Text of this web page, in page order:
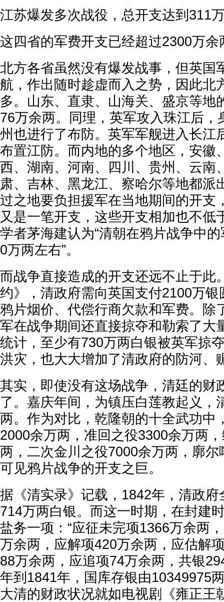
江苏爆发多次战役，总开支达到311
这四省的军费开支已经超过2300万余
北方各省虽然没有爆发战事，但英国
航，作出随时趁虚而入之势，因此北
多。山东、直隶、山海关、盛京等地
76万余两。同理，英军攻入珠江后，
州也进行了布防。英军军舰进入长江
布置江防。而内地的多个地区，安徽
西、湖南、河南、四川、贵州、云南
肃、吉林、黑龙江、察哈尔等地都派
过之地要负担援军在当地期间的开支
又是一笔开支，这些开支相加也不低
学者茅海建认为“清朝在鸦片战争中
0万两左右”。
而战争直接造成的开支还远不止于此
约》，清政府需向英国支付2100万
鸦片烟价、代偿行商欠款和军费。除
军在战争期间还直接掠夺和勒索了大
统计，至少有730万两白银被英军掠
洪灾，也大大增加了清政府的防河、
其实，即使没有这场战争，清廷的财
了。嘉庆年间，为镇压白莲教起义，
两。作为对比，乾隆朝的十全武功中
2000余万两，准回之役3300余万两
两，二次金川之役7000余万两，廓
可见鸦片战争的开支之巨。
据《清实录》记载，1842年，清政
714万两白银。而这一时期，在封建
盐务一项：“应征未完项1366万余两
万余两，应解项420万余两，应估解
88万余两，应追项74万余两，共银
年到1841年，国库存银由10349975
大清的财政状况就如电视剧《雍正王